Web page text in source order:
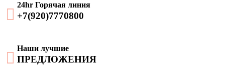

24hr Горячая линия
+7(920)7770800

Наши лучшие
ПРЕДЛОЖЕНИЯ